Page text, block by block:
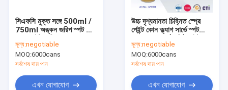
সিএফসি মুক্ত সঙ্গে 500ml /
750ml অঙ্কন জরিপ স্পট মার্ক
মূল্য:negotiable
MOQ:6000cans
সর্বশেষ দাম পান
এখন যোগাযোগ
উচ্চ দৃশ্যমানতা চিহ্নিত স্প্রে
পেইন্ট কোন ক্ল্যাগ সার্ভে স্পট
500ml
মূল্য:negotiable
MOQ:6000cans
সর্বশেষ দাম পান
এখন যোগাযোগ